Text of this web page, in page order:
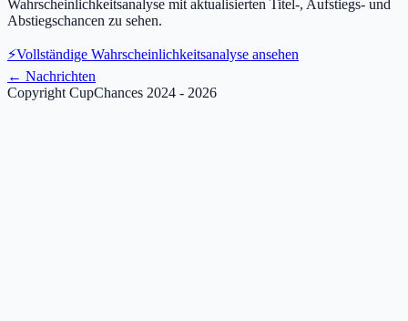
Wahrscheinlichkeitsanalyse mit aktualisierten Titel-, Aufstiegs- und
Abstiegschancen zu sehen.
⚡Vollständige Wahrscheinlichkeitsanalyse ansehen
← Nachrichten
Copyright CupChances 2024 - 2026